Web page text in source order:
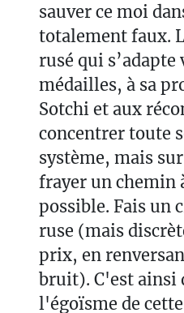
sauver ce moi
totalement faux.
rusé qui
médailles, à sa
Sotchi et aux
concentrer toute
système, mais
frayer un chemin
possible. Fais un
ruse (mais
prix, en
bruit). C'est ainsi
l'égoïsme de